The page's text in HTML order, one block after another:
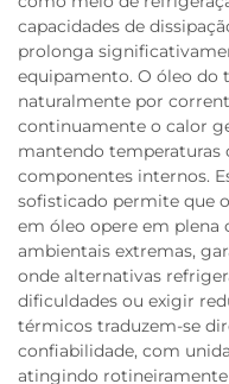
capacidades de
prolonga
equipamento. O óleo do
naturalmente por
continuamente o calor
mantendo temperaturas
componentes internos.
sofisticado permite que
em óleo opere em plena
ambientais extremas,
onde alternativas
dificuldades ou exigir
térmicos traduzem-se
confiabilidade, com
atingindo